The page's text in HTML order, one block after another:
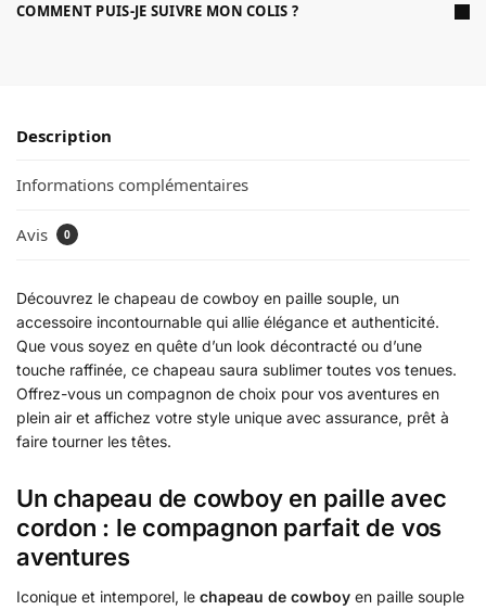
COMMENT PUIS-JE SUIVRE MON COLIS ?
Description
Informations complémentaires
Avis 0
Découvrez le chapeau de cowboy en paille souple, un
accessoire incontournable qui allie élégance et authenticité.
Que vous soyez en quête d’un look décontracté ou d’une
touche raffinée, ce chapeau saura sublimer toutes vos tenues.
Offrez-vous un compagnon de choix pour vos aventures en
plein air et affichez votre style unique avec assurance, prêt à
faire tourner les têtes.
Un chapeau de cowboy en paille avec
cordon : le compagnon parfait de vos
aventures
Iconique et intemporel, le chapeau de cowboy en paille souple